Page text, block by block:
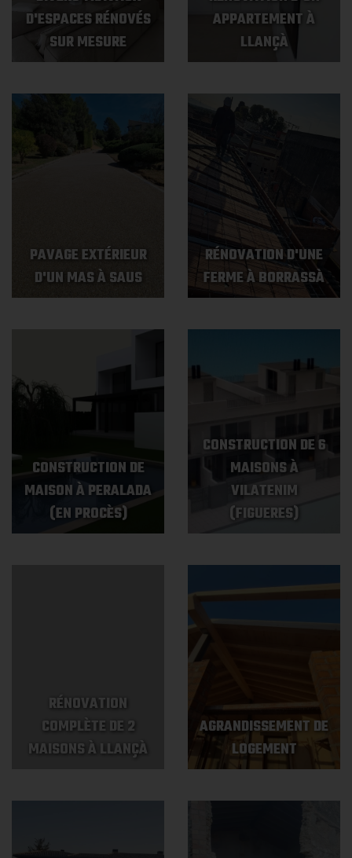
D'ESPACES RÉNOVÉS
SUR MESURE
APPARTEMENT À
LLANÇÀ
PAVAGE EXTÉRIEUR
D'UN MAS À SAUS
RÉNOVATION D'UNE
FERME À BORRASSÀ
CONSTRUCTION DE
MAISON À PERALADA
(EN PROCÈS)
CONSTRUCTION DE 6
MAISONS À
VILATENIM
(FIGUERES)
RÉNOVATION
COMPLÈTE DE 2
MAISONS À LLANÇÀ
AGRANDISSEMENT DE
LOGEMENT